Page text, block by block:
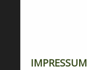
IMPRESSUM